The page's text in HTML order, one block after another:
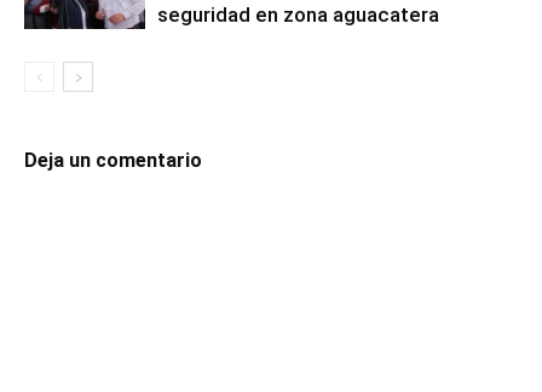
seguridad en zona aguacatera
Deja un comentario